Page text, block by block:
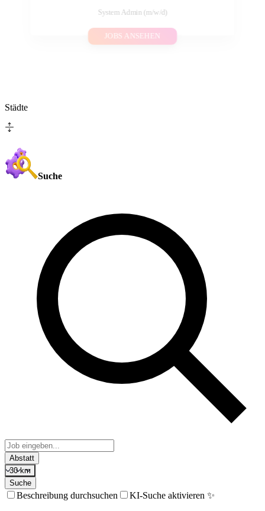
System Admin (m/w/d)
JOBS ANSEHEN
Städte
Suche
Abstatt
30 km
Suche
Beschreibung durchsuchen KI-Suche aktivieren ✨